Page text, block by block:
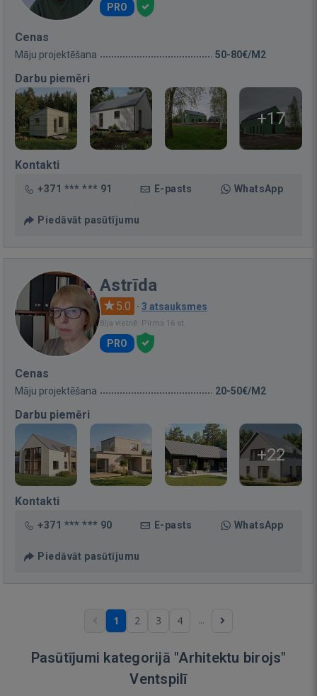
PRO
Cenas
Māju projektēšana 50-80€/M2
Darbu piemēri
+17
Kontakti
+371 *** *** 91 E-pasts WhatsApp
Piedāvāt pasūtījumu
Astrīda
5.0 · 3 atsauksmes
Bija vietnē: Pirms 16 st.
PRO
Cenas
Māju projektēšana 20-50€/M2
Darbu piemēri
+22
Kontakti
+371 *** *** 90 E-pasts WhatsApp
Piedāvāt pasūtījumu
1 2 3 4 ...
Pasūtījumi kategorijā "Arhitektu birojs"
Ventspilī